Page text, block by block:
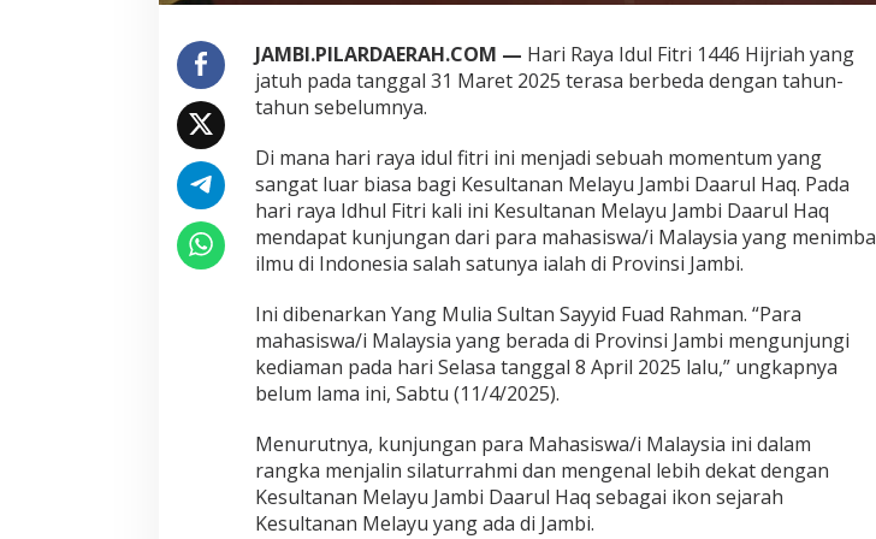
j
u
n
g
K
e
s
u
l
t
a
n
M
e
y
u
J
a
JAMBI.PILARDAERAH.COM — Hari Raya Idul Fitri 1446 Hijriah yang
jatuh pada tanggal 31 Maret 2025 terasa berbeda dengan tahun-
tahun sebelumnya.
Di mana hari raya idul fitri ini menjadi sebuah momentum yang
sangat luar biasa bagi Kesultanan Melayu Jambi Daarul Haq. Pada
hari raya Idhul Fitri kali ini Kesultanan Melayu Jambi Daarul Haq
mendapat kunjungan dari para mahasiswa/i Malaysia yang menimba
ilmu di Indonesia salah satunya ialah di Provinsi Jambi.
Ini dibenarkan Yang Mulia Sultan Sayyid Fuad Rahman. “Para
mahasiswa/i Malaysia yang berada di Provinsi Jambi mengunjungi
kediaman pada hari Selasa tanggal 8 April 2025 lalu,” ungkapnya
belum lama ini, Sabtu (11/4/2025).
Menurutnya, kunjungan para Mahasiswa/i Malaysia ini dalam
rangka menjalin silaturrahmi dan mengenal lebih dekat dengan
Kesultanan Melayu Jambi Daarul Haq sebagai ikon sejarah
Kesultanan Melayu yang ada di Jambi.